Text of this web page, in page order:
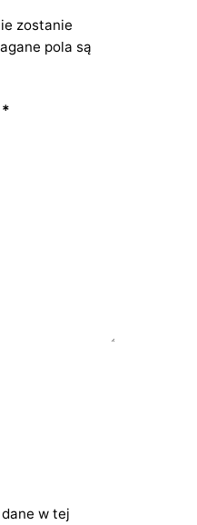
zostanie
pola są
*
w tej